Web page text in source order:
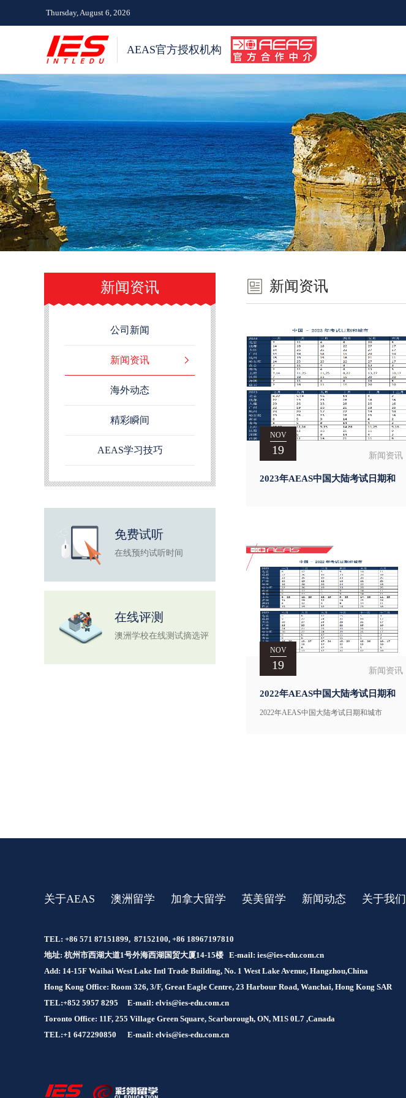
Thursday, August 6, 2026
AEAS官方授权机构
公司新闻
新闻资讯
海外动态
精彩瞬间
AEAS学习技巧
新闻资讯
免费试听
在线预约试听时间
在线评测
澳洲学校在线测试摘选评
新闻资讯
新闻资讯
NOV
19
2023年AEAS中国大陆考试日期和
新闻资讯
NOV
19
2022年AEAS中国大陆考试日期和
城市
2022年AEAS中国大陆考试日期和城市
关于AEAS 澳洲留学 加拿大留学 英美留学 新闻动态 关于我们
TEL: +86 571 87151899, 87152100, +86 18967197810
地址: 杭州市西湖大道1号外海西湖国贸大厦14-15楼 E-mail: ies@ies-edu.com.cn
Add: 14-15F Waihai West Lake Intl Trade Building, No. 1 West Lake Avenue, Hangzhou,China
Hong Kong Office: Room 326, 3/F, Great Eagle Centre, 23 Harbour Road, Wanchai, Hong Kong SAR
TEL:+852 5957 8295
E-mail: elvis@ies-edu.com.cn
Toronto Office: 11F, 255 Village Green Square, Scarborough, ON, M1S 0L7 ,Canada
TEL:+1 6472290850 E-mail: elvis@ies-edu.com.cn